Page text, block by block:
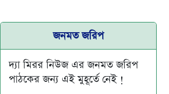
জনমত জরিপ
দ্যা মিরর নিউজ এর জনমত জরিপ
পাঠকের জন্য এই মুহূর্তে নেই !